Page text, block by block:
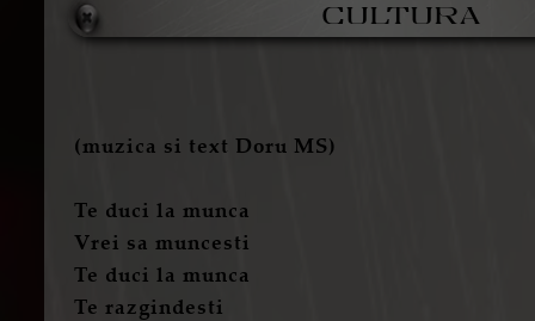
Cultura
(muzica si text Doru MS)
Te duci la munca
Vrei sa muncesti
Te duci la munca
Te razgindesti